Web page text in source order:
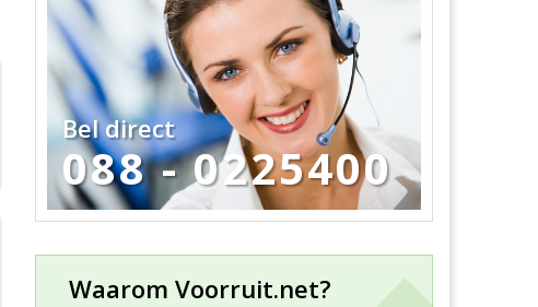
Bel direct
088 - 0225400
Waarom Voorruit.net?